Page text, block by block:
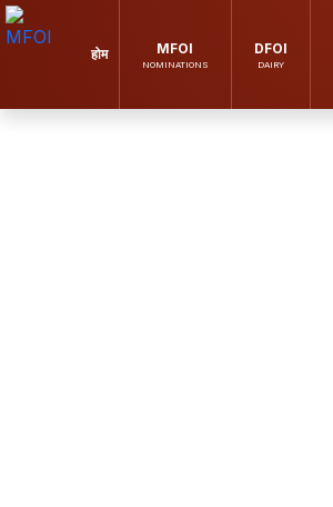
होम MFOI
NOMINATIONS
DFOI
DAIRY